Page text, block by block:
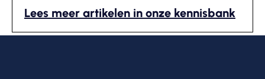
Lees meer artikelen in onze kennisbank